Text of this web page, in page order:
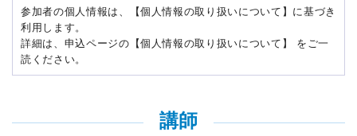
参加者の個人情報は、【個人情報の取り扱いについて】に基づき
利用します。
詳細は、申込ページの【個人情報の取り扱いについて】 をご一
読ください。
講師